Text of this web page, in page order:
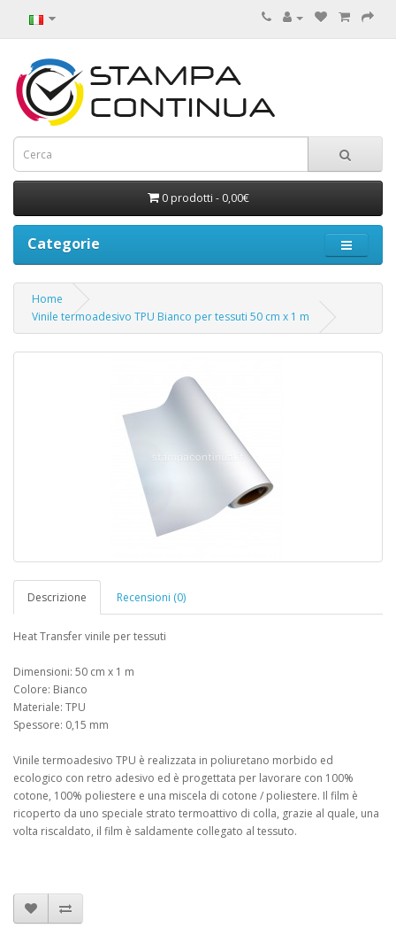
0 prodotti - 0,00€
Categorie
Home
Vinile termoadesivo TPU Bianco per tessuti 50 cm x 1 m
Descrizione Recensioni (0)
Heat Transfer vinile per tessuti
Dimensioni: 50 cm x 1 m
Colore: Bianco
Materiale: TPU
Spessore: 0,15 mm
Vinile termoadesivo TPU è realizzata in poliuretano morbido ed
ecologico con retro adesivo ed è progettata per lavorare con 100%
cotone, 100% poliestere e una miscela di cotone / poliestere. Il film è
ricoperto da uno speciale strato termoattivo di colla, grazie al quale, una
volta riscaldato, il film è saldamente collegato al tessuto.